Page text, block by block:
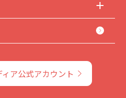
ア公式アカウント